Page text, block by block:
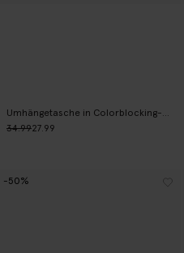
Umhängetasche in Colorblocking-Optik - orange
34.9927.99
-50%